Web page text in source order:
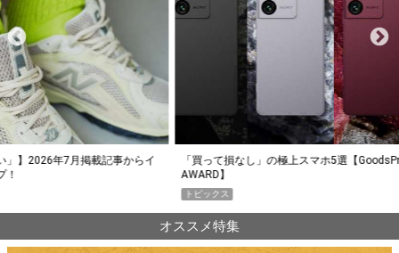
「買って損なし」の極上スマホ5選【GoodsPress 2026上半期
薄着
オススメ特集